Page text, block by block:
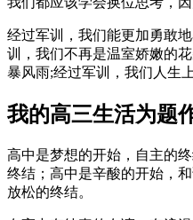
经过军训，我们能更加勇敢
训，我们不再是温室娇嫩的
暴风雨;经过军训，我们人生
我的高三生活为题
高中是梦想的开始，自主的
终结；高中是辛酸的开始，
放松的终结。